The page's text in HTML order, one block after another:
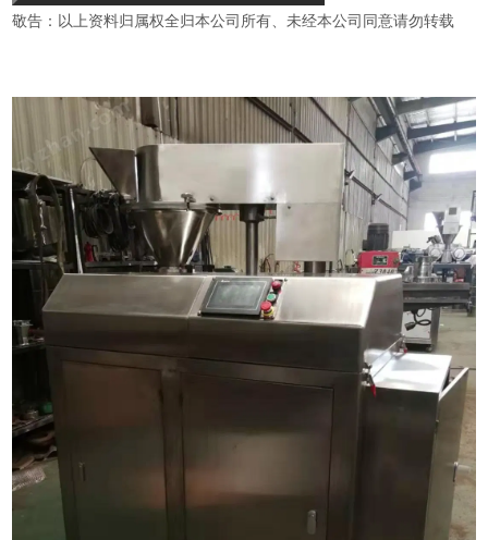
敬告：以上资料归属权全归本公司所有、未经本公司同意请勿转载